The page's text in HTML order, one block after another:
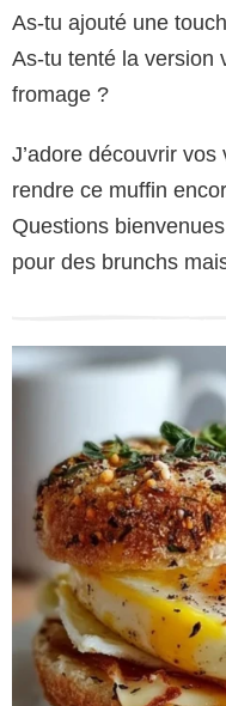
As-tu ajouté une
As-tu tenté la version
fromage ?
J’adore découvrir
rendre ce muffin
Questions
pour des brunchs